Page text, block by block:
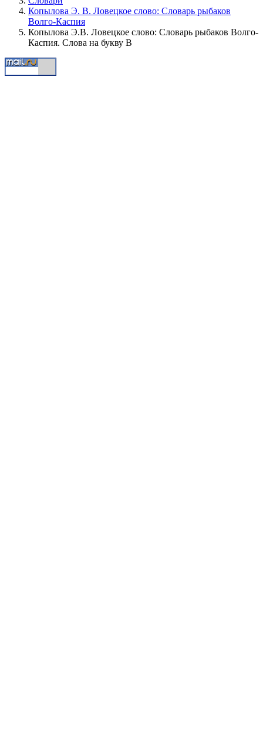
Копылова Э. В. Ловецкое слово: Словарь рыбаков
Волго-Каспия
Копылова Э.В. Ловецкое слово: Словарь рыбаков Волго-
Каспия. Слова на букву В